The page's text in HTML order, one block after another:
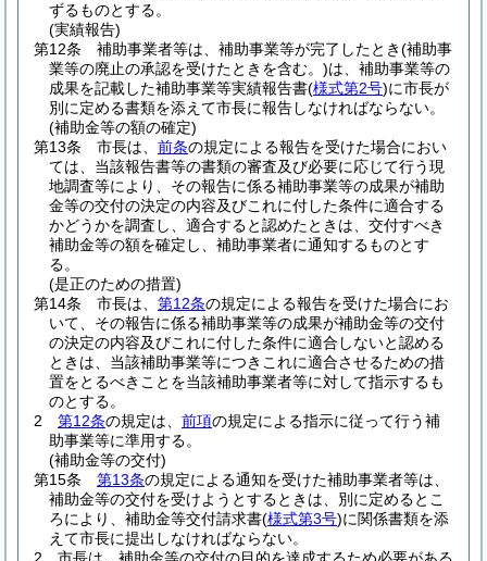
ずるものとする。
(実績報告)
第12条
補助事業者等は、補助事業等が完了したとき(補助事
業等の廃止の承認を受けたときを含む。)は、補助事業等の
成果を記載した補助事業等実績報告書(様式第2号)に市長が
別に定める書類を添えて市長に報告しなければならない。
(補助金等の額の確定)
第13条
市長は、 前条の規定による報告を受けた場合におい
ては、当該報告書等の書類の審査及び必要に応じて行う現
地調査等により、その報告に係る補助事業等の成果が補助
金等の交付の決定の内容及びこれに付した条件に適合する
かどうかを調査し、適合すると認めたときは、交付すべき
補助金等の額を確定し、補助事業者に通知するものとす
る。
(是正のための措置)
第14条
市長は、 第12条の規定による報告を受けた場合にお
いて、その報告に係る補助事業等の成果が補助金等の交付
の決定の内容及びこれに付した条件に適合しないと認める
ときは、当該補助事業等につきこれに適合させるための措
置をとるべきことを当該補助事業者等に対して指示するも
のとする。
2
第12条の規定は、 前項の規定による指示に従って行う補
助事業等に準用する。
(補助金等の交付)
第15条
第13条の規定による通知を受けた補助事業者等は、
補助金等の交付を受けようとするときは、別に定めるとこ
ろにより、補助金等交付請求書(様式第3号)に関係書類を添
えて市長に提出しなければならない。